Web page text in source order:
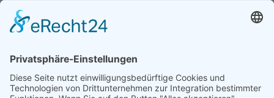
Spenden können steuerlich abgesetzt werden
Förderung